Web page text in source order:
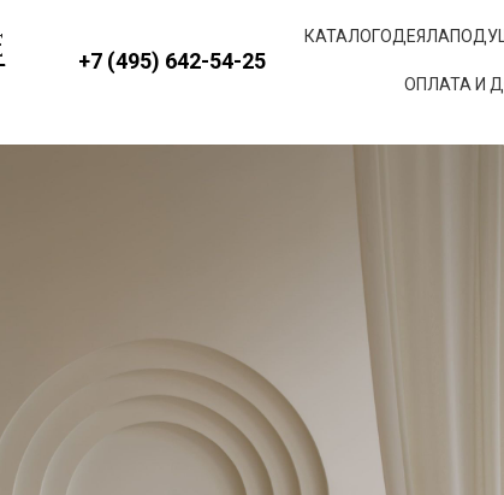
+7 (495) 642-54-25
КАТАЛОГОДЕЯЛА
ОПЛАТА И